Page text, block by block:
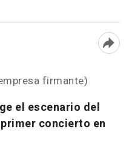
firmante)
el escenario del
concierto en